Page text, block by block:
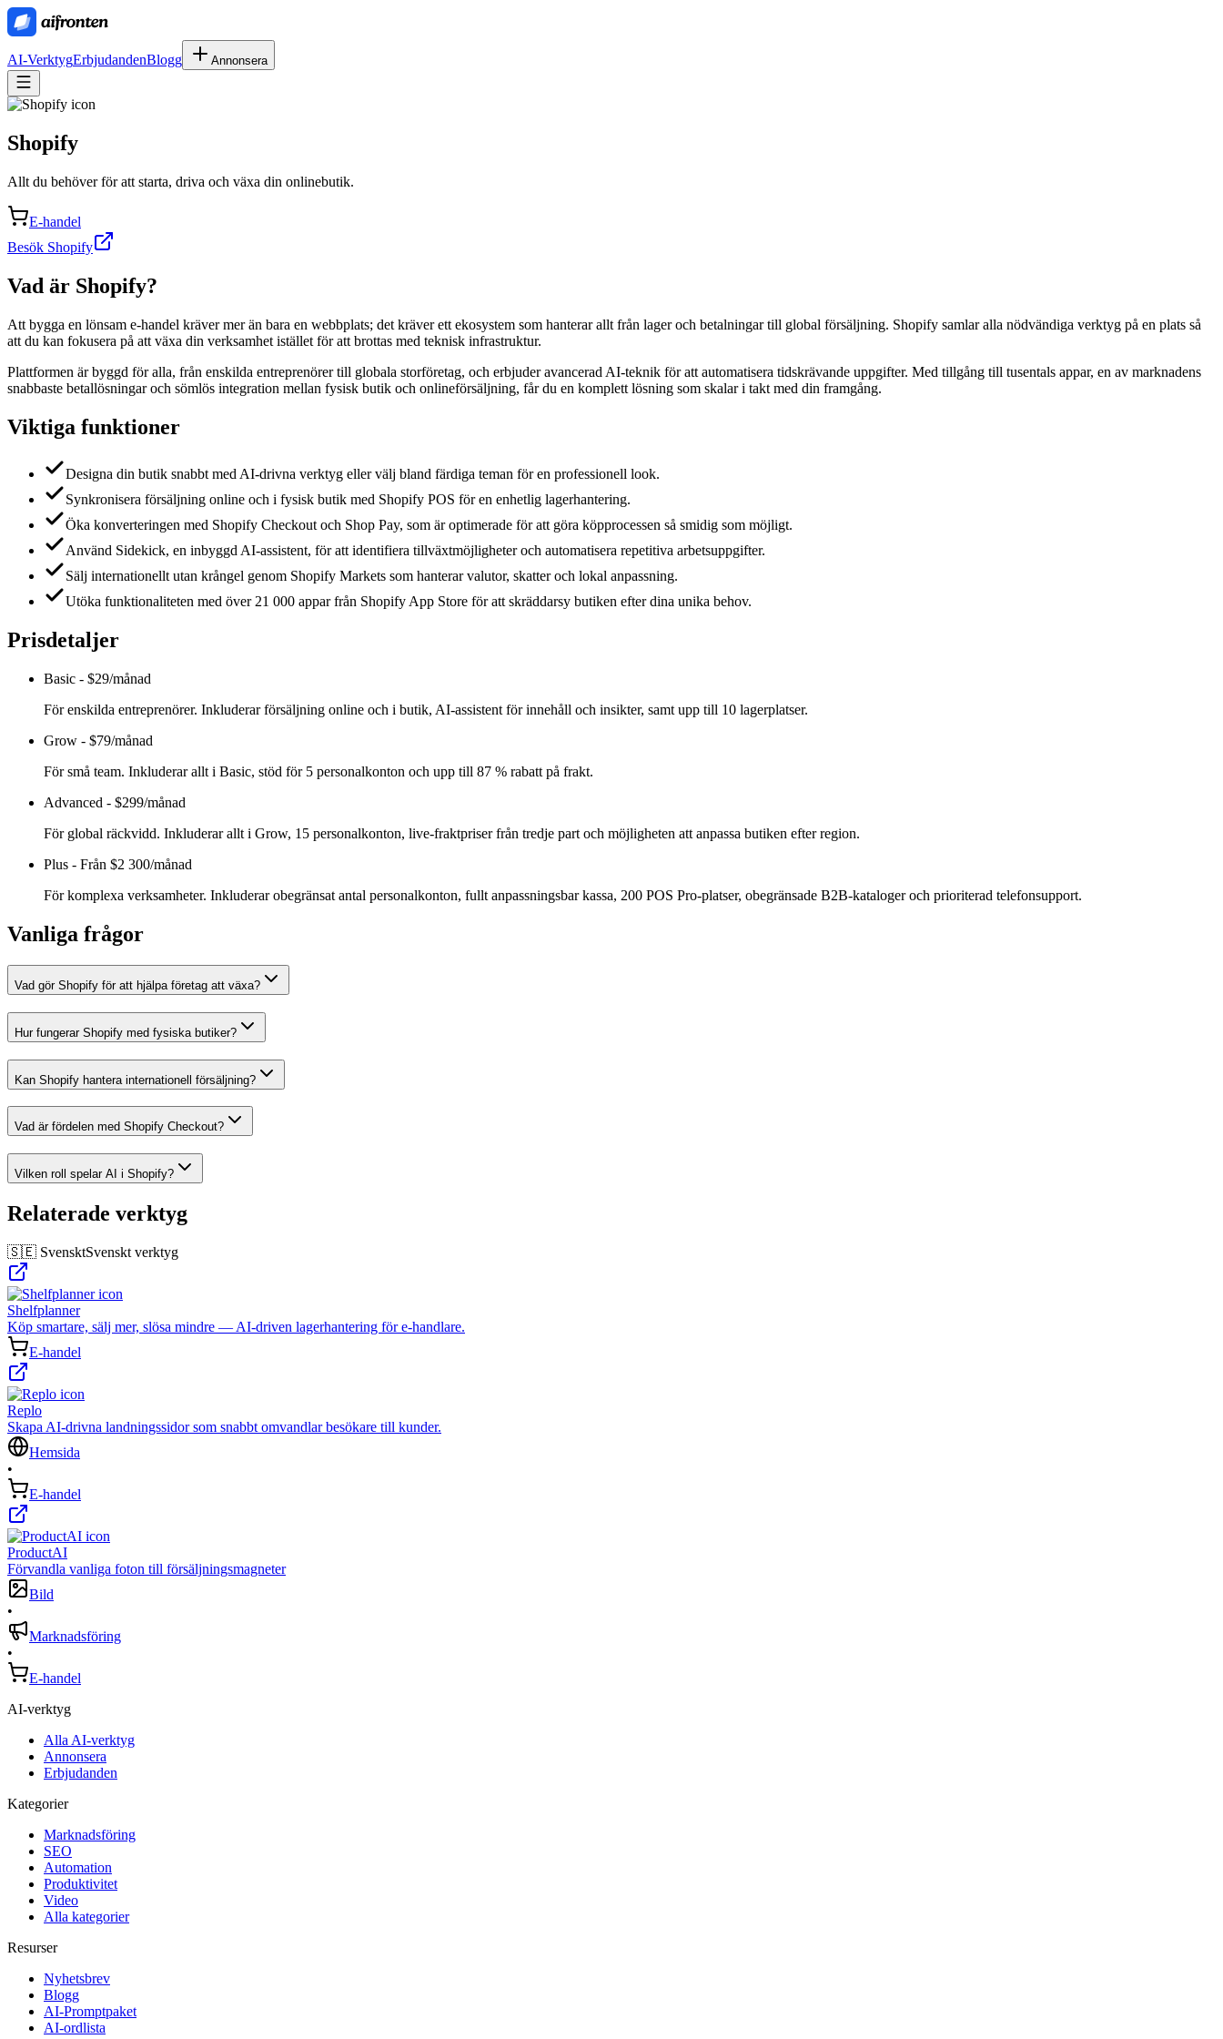
AI-VerktygErbjudandenBlogg Annonsera
Shopify
Allt du behöver för att starta, driva och växa din onlinebutik.
E-handel
Besök Shopify
Vad är Shopify?
Att bygga en lönsam e-handel kräver mer än bara en webbplats; det kräver ett ekosystem som hanterar allt från lager och betalningar till global försäljning. Shopify samlar alla nödvändiga verktyg på en plats så
att du kan fokusera på att växa din verksamhet istället för att brottas med teknisk infrastruktur.
Plattformen är byggd för alla, från enskilda entreprenörer till globala storföretag, och erbjuder avancerad AI-teknik för att automatisera tidskrävande uppgifter. Med tillgång till tusentals appar, en av marknadens
snabbaste betallösningar och sömlös integration mellan fysisk butik och onlineförsäljning, får du en komplett lösning som skalar i takt med din framgång.
Viktiga funktioner
Designa din butik snabbt med AI-drivna verktyg eller välj bland färdiga teman för en professionell look.
Synkronisera försäljning online och i fysisk butik med Shopify POS för en enhetlig lagerhantering.
Öka konverteringen med Shopify Checkout och Shop Pay, som är optimerade för att göra köpprocessen så smidig som möjligt.
Använd Sidekick, en inbyggd AI-assistent, för att identifiera tillväxtmöjligheter och automatisera repetitiva arbetsuppgifter.
Sälj internationellt utan krångel genom Shopify Markets som hanterar valutor, skatter och lokal anpassning.
Utöka funktionaliteten med över 21 000 appar från Shopify App Store för att skräddarsy butiken efter dina unika behov.
Prisdetaljer
Basic - $29/månad
För enskilda entreprenörer. Inkluderar försäljning online och i butik, AI-assistent för innehåll och insikter, samt upp till 10 lagerplatser.
Grow - $79/månad
För små team. Inkluderar allt i Basic, stöd för 5 personalkonton och upp till 87 % rabatt på frakt.
Advanced - $299/månad
För global räckvidd. Inkluderar allt i Grow, 15 personalkonton, live-fraktpriser från tredje part och möjligheten att anpassa butiken efter region.
Plus - Från $2 300/månad
För komplexa verksamheter. Inkluderar obegränsat antal personalkonton, fullt anpassningsbar kassa, 200 POS Pro-platser, obegränsade B2B-kataloger och prioriterad telefonsupport.
Vanliga frågor
Vad gör Shopify för att hjälpa företag att växa?
Hur fungerar Shopify med fysiska butiker?
Kan Shopify hantera internationell försäljning?
Vad är fördelen med Shopify Checkout?
Vilken roll spelar AI i Shopify?
Relaterade verktyg
🇸🇪 SvensktSvenskt verktyg
Shelfplanner
Köp smartare, sälj mer, slösa mindre — AI-driven lagerhantering för e-handlare.
E-handel
Replo
Skapa AI‑drivna landningssidor som snabbt omvandlar besökare till kunder.
Hemsida
•
E-handel
ProductAI
Förvandla vanliga foton till försäljningsmagneter
Bild
•
Marknadsföring
•
E-handel
AI-verktyg
Alla AI-verktyg
Annonsera
Erbjudanden
Kategorier
Marknadsföring
SEO
Automation
Produktivitet
Video
Alla kategorier
Resurser
Nyhetsbrev
Blogg
AI-Promptpaket
AI-ordlista